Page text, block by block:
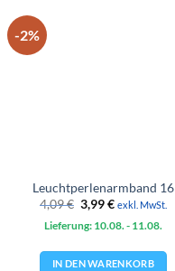
-2%
Leuchtperlenarmband 16
4,09€ Ursprünglicher
Preis
war:
3,99€Aktueller
ist:
exkl. MwSt.
Lieferung: 10.08. - 11.08.
IN DEN WARENKORB